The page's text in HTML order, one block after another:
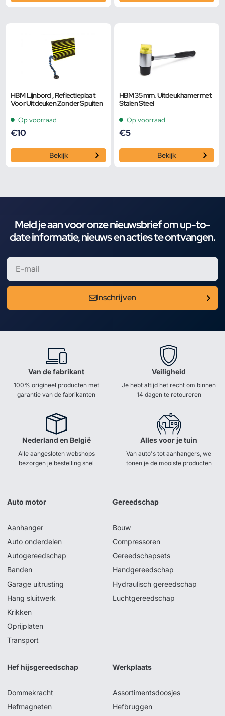
HBM Lijnbord , Reflectieplaat
Voor Uitdeuken Zonder Spuiten
Op voorraad
€10
Bekijk
HBM 35 mm. Uitdeukhamer met
Stalen Steel
Op voorraad
€5
Bekijk
Meld je aan voor onze nieuwsbrief om up-to-
date informatie, nieuws en acties te ontvangen.
Inschrijven
Van de fabrikant
100% origineel producten met
garantie van de fabrikanten
Veiligheid
Je hebt altijd het recht om binnen
14 dagen te retoureren
Nederland en België
Alle aangesloten webshops
bezorgen je bestelling snel
Alles voor je tuin
Van auto's tot aanhangers, we
tonen je de mooiste producten
Auto motor
Aanhanger
Auto onderdelen
Autogereedschap
Banden
Garage uitrusting
Hang sluitwerk
Krikken
Oprijplaten
Transport
Gereedschap
Bouw
Compressoren
Gereedschapsets
Handgereedschap
Hydraulisch gereedschap
Luchtgereedschap
Hef hijsgereedschap
Dommekracht
Hefmagneten
Werkplaats
Assortimentsdoosjes
Hefbruggen